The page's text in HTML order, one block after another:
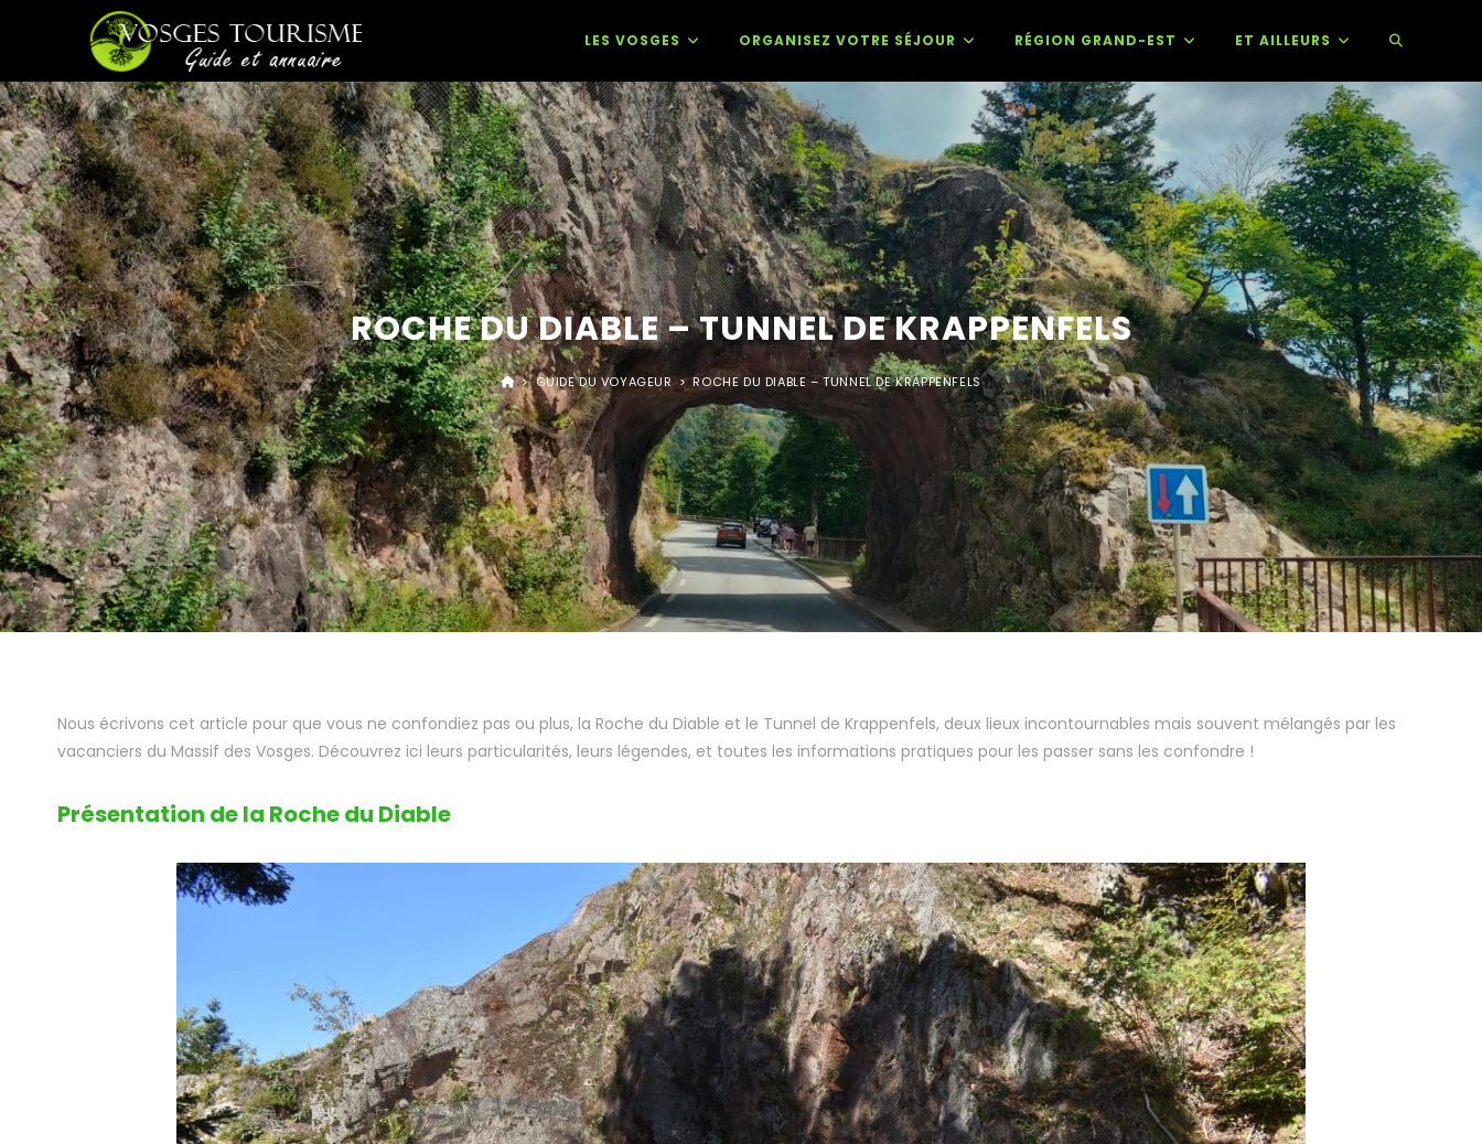
LES VOSGES ORGANISEZ VOTRE SÉJOUR RÉGION GRAND-EST ET AILLEURS
ROCHE DU DIABLE – TUNNEL DE KRAPPENFELS
> GUIDE DU VOYAGEUR > ROCHE DU DIABLE – TUNNEL DE KRAPPENFELS
Nous écrivons cet article pour que vous ne confondiez pas ou plus, la Roche du Diable et le Tunnel de Krappenfels, deux lieux incontournables mais souvent mélangés par les
vacanciers du Massif des Vosges. Découvrez ici leurs particularités, leurs légendes, et toutes les informations pratiques pour les passer sans les confondre !
Présentation de la Roche du Diable